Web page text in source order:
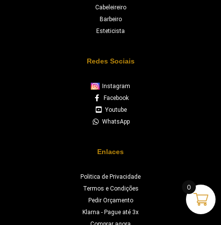
Cabeleireiro
Barbeiro
Esteticista
Redes Sociais
Instagram
Facebook
Youtube
WhatsApp
Enlaces
Politica de Privacidade
Termos e Condições
Pedir Orçamento
Klarna - Pague até 3x
0